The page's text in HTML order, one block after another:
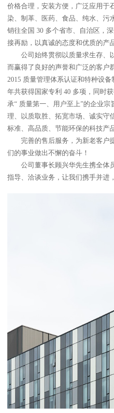
价格合理，安装方便，广泛应用于
染、制革、医药、食品、纯水、污
销往全国 30 多个省市、自治区，
接再励，以真诚的态度和优质的产
公司始终贯彻以质量求
而赢得了良好的声誉和广泛的客户
2015 质量管理体系认证和特种设
年共获得国家专利 40 多项，同时
承“ 质量第一、用户至上”的企业
理、以质取胜、拓宽市场、诚实守
标准、高品质、节能环保的科技产
完善的售后服务，为新老客户
们的事业做出不懈的奋斗！
公司董事长顾兴华先生携全体
指导、洽谈业务，让我们携手并进